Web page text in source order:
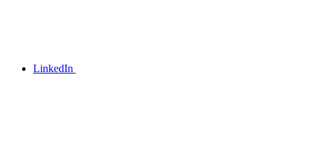
LinkedIn